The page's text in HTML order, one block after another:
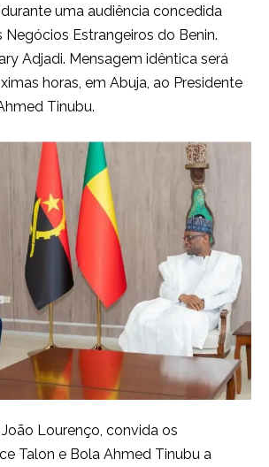
uma audiência concedida
Estrangeiros do Benin.
Adjadi. Mensagem idêntica será
horas, em Abuja, ao Presidente
Tinubu.
Lourenço, convida os
Talon e Bola Ahmed Tinubu a